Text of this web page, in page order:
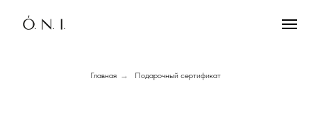
Главная → Подарочный сертификат